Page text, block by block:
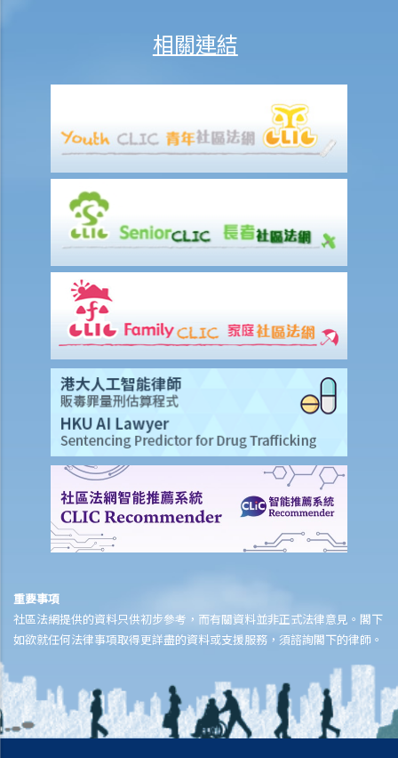
2. 若罷工涉及某種形式的公眾聚集，參加者是否須先通知香港警務處？
3. 參與者會不會有可能因非法集會或騷亂而承擔法律後果？
J. 其他工業行動
1. 僱員是否可以因參加「緩慢行動」而被即時解僱？
2. 僱員是否可以因「按章工作」而被即時解僱？
與僱員補償條例有關之事項
A. 因工受傷以及有關補償
1. 賠償責任
1. 怎樣才算是因工及在僱用期間遭遇意外（簡稱工傷意外）？
2. 在甚麼情況下，僱主不需要為其僱員的工傷負上賠償責任？
3. 在甚麼情況下，僱主亦需要為其僱員在工作地方以外（或香港境外）
之受傷負上賠償責任？
4. 甚麼是「可獲補償的職業病」？
2. 賠償項目
5. 我的丈夫在工作時因意外而死亡，我或我的家人可獲哪些賠償？
6. 我在工作時因遇到意外而受傷及導致傷殘，我或我的家人可獲哪些賠
7. 除上述的賠償外，我可否就工傷而獲得其他賠償（例如醫藥費）？
8. 僱主向勞工處報告與工作有關的意外之時限是多久？
9. 僱員可否向勞工處報告與工作有關的意外？
10. 如何安排支付工傷賠償？
11. 若然我不能與僱主和平地解決工傷賠償問題，將案件呈交法院的時
限是多久？
相關連結
重要事項
社區法網提供的資料只供初步參考，而有關資料並非正式法律意見。閣下
如欲就任何法律事項取得更詳盡的資料或支援服務，須諮詢閣下的律師。